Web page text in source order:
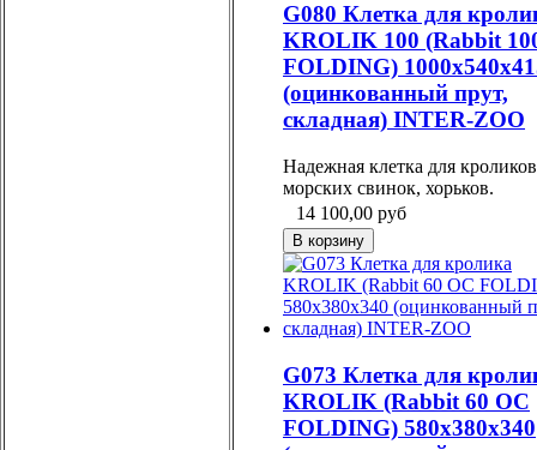
G080 Клетка для
KROLIK 100 (Rabbit
FOLDING)
(оцинкованный прут,
складная) INTER-ZOO
Надежная клетка для
морских свинок, хорьков.
14 100,00 руб
G073 Клетка для
KROLIK (Rabbit 60 OC
FOLDING) 580х380х340